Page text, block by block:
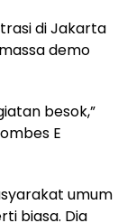
di Jakarta
demo
besok,”
E
umum
biasa. Dia